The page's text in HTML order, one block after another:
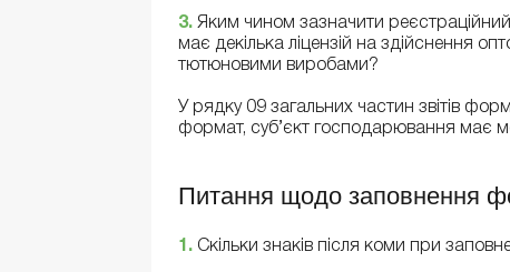
3. Яким чином зазначити
має декілька ліцензій на здійснення
тютюновими виробами?
У рядку 09 загальних частин звітів
формат, суб’єкт господарювання має
Питання щодо заповнення
1. Скільки знаків після коми при